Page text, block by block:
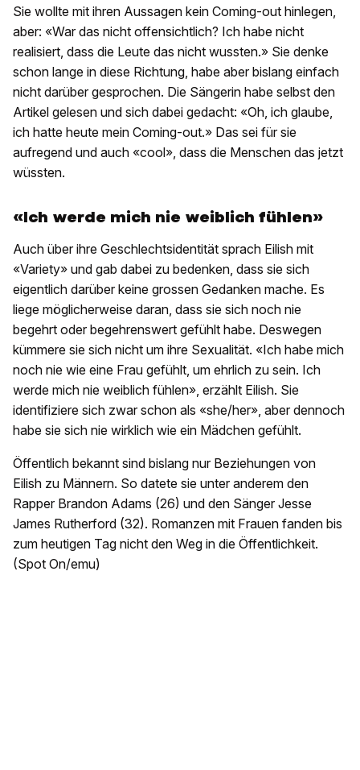
Sie wollte mit ihren Aussagen kein Coming-out hinlegen,
aber: «War das nicht offensichtlich? Ich habe nicht
realisiert, dass die Leute das nicht wussten.» Sie denke
schon lange in diese Richtung, habe aber bislang einfach
nicht darüber gesprochen. Die Sängerin habe selbst den
Artikel gelesen und sich dabei gedacht: «Oh, ich glaube,
ich hatte heute mein Coming-out.» Das sei für sie
aufregend und auch «cool», dass die Menschen das jetzt
wüssten.
«Ich werde mich nie weiblich fühlen»
Auch über ihre Geschlechtsidentität sprach Eilish mit
«Variety» und gab dabei zu bedenken, dass sie sich
eigentlich darüber keine grossen Gedanken mache. Es
liege möglicherweise daran, dass sie sich noch nie
begehrt oder begehrenswert gefühlt habe. Deswegen
kümmere sie sich nicht um ihre Sexualität. «Ich habe mich
noch nie wie eine Frau gefühlt, um ehrlich zu sein. Ich
werde mich nie weiblich fühlen», erzählt Eilish. Sie
identifiziere sich zwar schon als «she/her», aber dennoch
habe sie sich nie wirklich wie ein Mädchen gefühlt.
Öffentlich bekannt sind bislang nur Beziehungen von
Eilish zu Männern. So datete sie unter anderem den
Rapper Brandon Adams (26) und den Sänger Jesse
James Rutherford (32). Romanzen mit Frauen fanden bis
zum heutigen Tag nicht den Weg in die Öffentlichkeit.
(Spot On/emu)